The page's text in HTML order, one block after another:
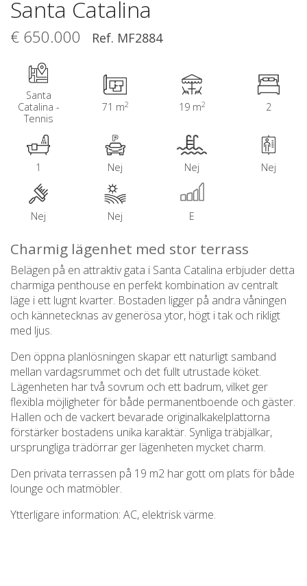
Santa Catalina
€ 650.000 Ref. MF2884
Santa
Catalina -
Tennis
71 m2 19 m2 2
1 Nej Nej Nej
Nej Nej E
Charmig lägenhet med stor terrass
Belägen på en attraktiv gata i Santa Catalina erbjuder detta
charmiga penthouse en perfekt kombination av centralt
läge i ett lugnt kvarter. Bostaden ligger på andra våningen
och kännetecknas av generösa ytor, högt i tak och rikligt
med ljus.
Den öppna planlösningen skapar ett naturligt samband
mellan vardagsrummet och det fullt utrustade köket.
Lägenheten har två sovrum och ett badrum, vilket ger
flexibla möjligheter för både permanentboende och gäster.
Hallen och de vackert bevarade originalkakelplattorna
förstärker bostadens unika karaktär. Synliga träbjälkar,
ursprungliga trädörrar ger lägenheten mycket charm.
Den privata terrassen på 19 m2 har gott om plats för både
lounge och matmöbler.
Ytterligare information: AC, elektrisk värme.